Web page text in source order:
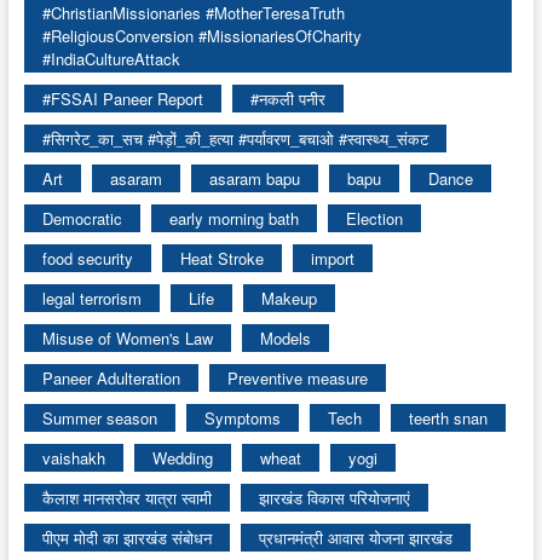
#ChristianMissionaries #MotherTeresaTruth
#ReligiousConversion #MissionariesOfCharity
#IndiaCultureAttack
#FSSAI Paneer Report
#नकली पनीर
#सिगरेट_का_सच #पेड़ों_की_हत्या #पर्यावरण_बचाओ #स्वास्थ्य_संकट
Art
asaram asaram bapu bapu
Dance
Democratic
early morning bath
Election
food security
Heat Stroke
import
legal terrorism
Life
Makeup
Misuse of Women's Law
Models
Paneer Adulteration
Preventive measure
Summer season
Symptoms Tech
teerth snan
vaishakh
Wedding wheat
yogi
कैलाश मानसरोवर यात्रा स्वामी
झारखंड विकास परियोजनाएं
पीएम मोदी का झारखंड संबोधन
प्रधानमंत्री आवास योजना झारखंड